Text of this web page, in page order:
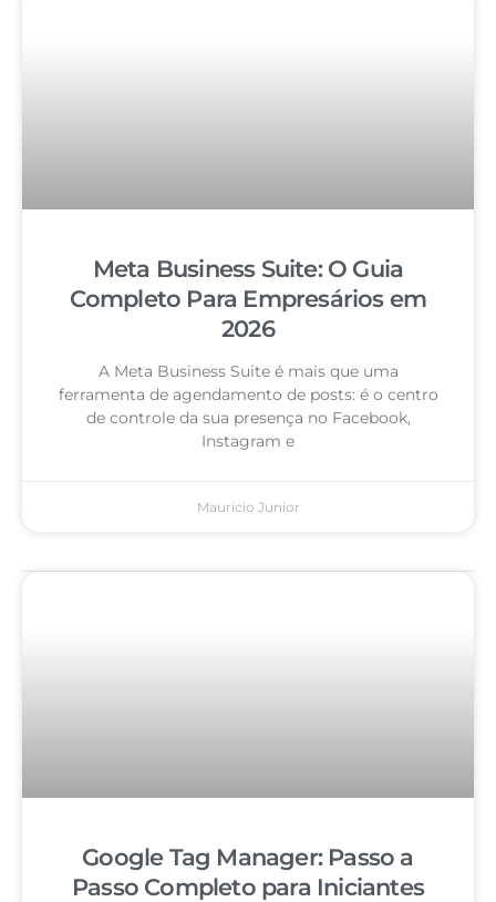
Meta Business Suite: O Guia
Completo Para Empresários em
2026
A Meta Business Suite é mais que uma
ferramenta de agendamento de posts: é o centro
de controle da sua presença no Facebook,
Instagram e
Mauricio Junior
Google Tag Manager: Passo a
Passo Completo para Iniciantes